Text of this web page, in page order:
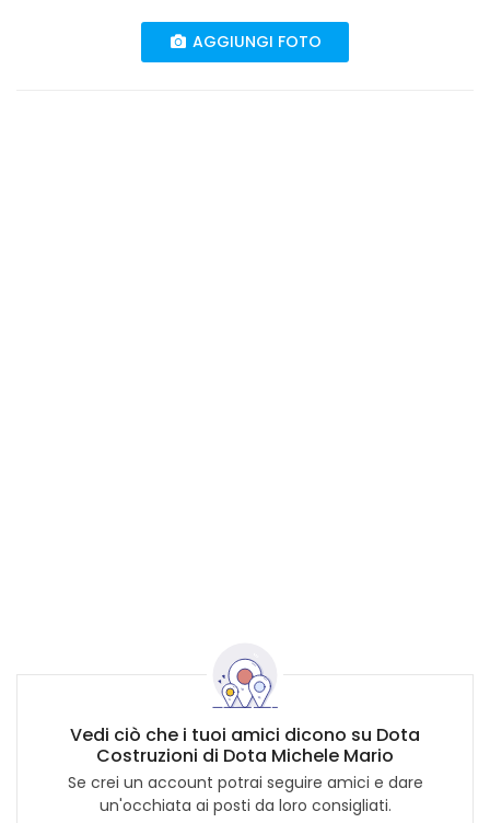
AGGIUNGI FOTO
Vedi ciò che i tuoi amici dicono su Dota
Costruzioni di Dota Michele Mario
Se crei un account potrai seguire amici e dare
un'occhiata ai posti da loro consigliati.